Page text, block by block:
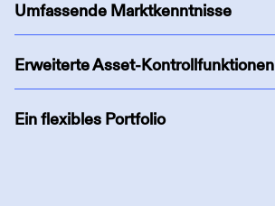
Umfassende Marktkenntnisse
Erweiterte Asset-Kontrollfunktionen
Ein flexibles Portfolio